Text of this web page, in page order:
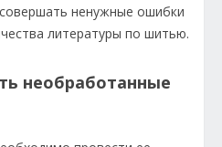
ненужные ошибки
литературы по шитью.
необработанные